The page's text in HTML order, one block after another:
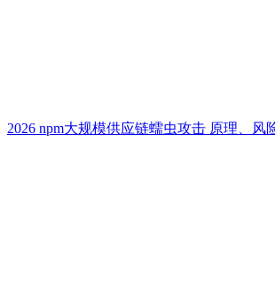
2026 npm大规模供应链蠕虫攻击 原理、风